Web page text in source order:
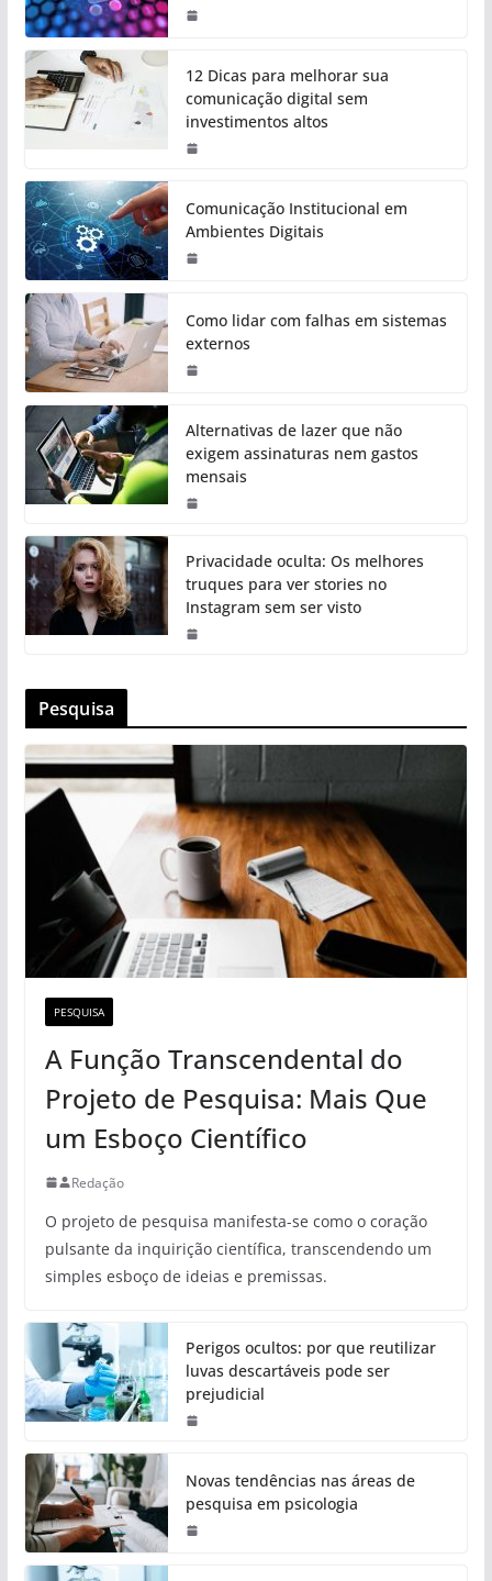
12 Dicas para melhorar sua
comunicação digital sem
investimentos altos
Comunicação Institucional em
Ambientes Digitais
Como lidar com falhas em sistemas
externos
Alternativas de lazer que não
exigem assinaturas nem gastos
mensais
Privacidade oculta: Os melhores
truques para ver stories no
Instagram sem ser visto
Pesquisa
PESQUISA
A Função Transcendental do
Projeto de Pesquisa: Mais Que
um Esboço Científico
Redação
O projeto de pesquisa manifesta-se como o coração
pulsante da inquirição científica, transcendendo um
simples esboço de ideias e premissas.
Perigos ocultos: por que reutilizar
luvas descartáveis pode ser
prejudicial
Novas tendências nas áreas de
pesquisa em psicologia